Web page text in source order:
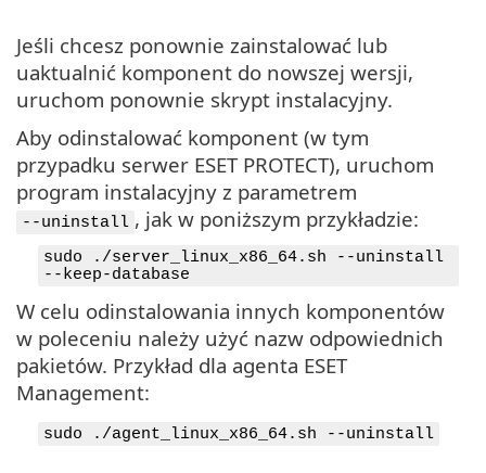
Jeśli chcesz ponownie zainstalować lub
uaktualnić komponent do nowszej wersji,
uruchom ponownie skrypt instalacyjny.
Aby odinstalować komponent (w tym
przypadku serwer ESET PROTECT), uruchom
program instalacyjny z parametrem
--uninstall , jak w poniższym przykładzie:
sudo ./server_linux_x86_64.sh --uninstall
--keep-database
W celu odinstalowania innych komponentów
w poleceniu należy użyć nazw odpowiednich
pakietów. Przykład dla agenta ESET
Management:
sudo ./agent_linux_x86_64.sh --uninstall